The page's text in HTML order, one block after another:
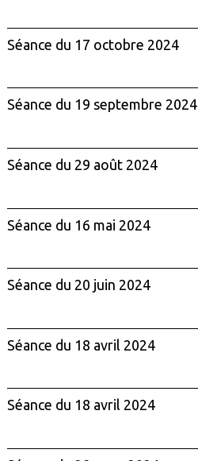
Séance du 17 octobre 2024
Séance du 19 septembre 2024
Séance du 29 août 2024
Séance du 16 mai 2024
Séance du 20 juin 2024
Séance du 18 avril 2024
Séance du 18 avril 2024